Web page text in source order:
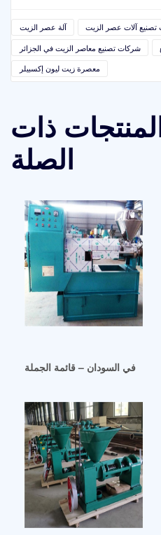
آلة عصر الزيت
آلات عصر الزيت
شركات تصنيع معاصر الزيت في الجزائر
معصرة زيت ليون إكسبيلر
ذات
الصلة
في السودان – قائمة الجملة